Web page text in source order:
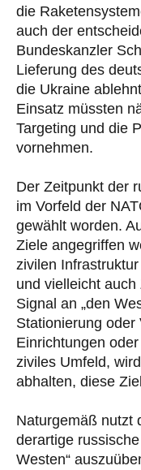
die
auch der
Bundeskanzler
Lieferung des
die Ukraine
Einsatz müssten
Targeting und die
vornehmen.
Der Zeitpunkt der
im Vorfeld der
gewählt worden.
Ziele angegriffen
zivilen
und vielleicht
Signal an „den
Stationierung oder
Einrichtungen
ziviles Umfeld,
abhalten, diese
Naturgemäß nutzt
derartige
Westen“